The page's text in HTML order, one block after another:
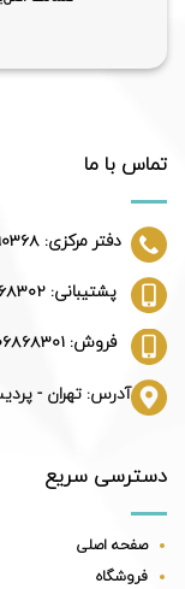
تماس با ما
دفتر مرکزی: 02176290368
پشتیبانی: 09106868302
فروش: 09106868301
آدرس: تهران -
دسترسی سریع
صفحه اصلی
فروشگاه